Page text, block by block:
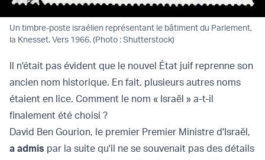
Un timbre-poste israélien représentant le bâtiment du Parlement,
la Knesset. Vers 1966. (Photo : Shutterstock)
Il n'était pas évident que le nouvel État juif reprenne son
ancien nom historique. En fait, plusieurs autres noms
étaient en lice. Comment le nom « Israël » a-t-il
finalement été choisi ?
David Ben Gourion, le premier Premier Ministre d'Israël,
a admis par la suite qu'il ne se souvenait pas des détails